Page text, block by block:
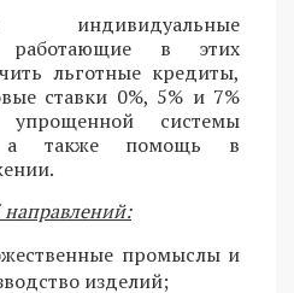
работающие в этих
льготные кредиты,
ставки 0%, 5% и 7%
системы
а также помощь в
промыслы и
изделий;